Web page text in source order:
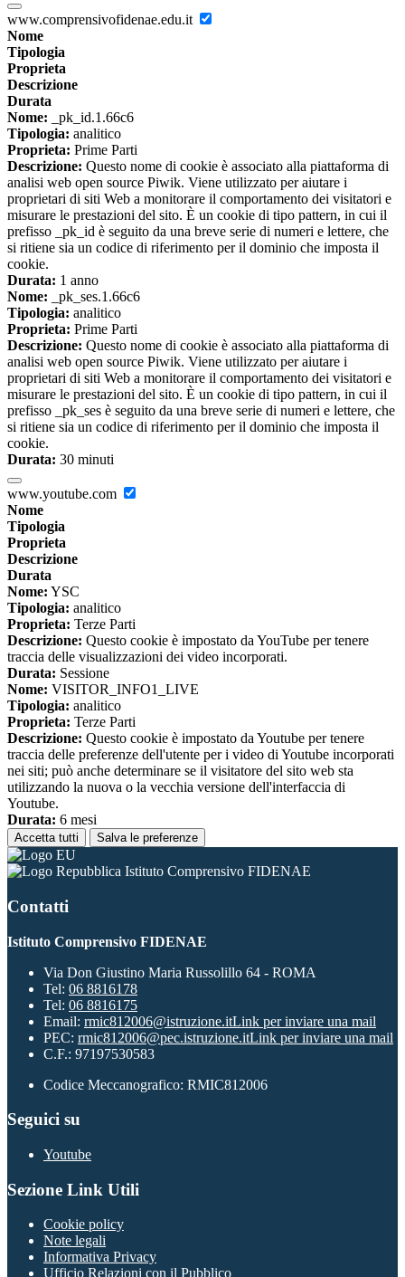
www.comprensivofidenae.edu.it
Nome
Tipologia
Proprieta
Descrizione
Durata
Nome: _pk_id.1.66c6
Tipologia: analitico
Proprieta: Prime Parti
Descrizione: Questo nome di cookie è associato alla piattaforma di
analisi web open source Piwik. Viene utilizzato per aiutare i
proprietari di siti Web a monitorare il comportamento dei visitatori e
misurare le prestazioni del sito. È un cookie di tipo pattern, in cui il
prefisso _pk_id è seguito da una breve serie di numeri e lettere, che
si ritiene sia un codice di riferimento per il dominio che imposta il
cookie.
Durata: 1 anno
Nome: _pk_ses.1.66c6
Tipologia: analitico
Proprieta: Prime Parti
Descrizione: Questo nome di cookie è associato alla piattaforma di
analisi web open source Piwik. Viene utilizzato per aiutare i
proprietari di siti Web a monitorare il comportamento dei visitatori e
misurare le prestazioni del sito. È un cookie di tipo pattern, in cui il
prefisso _pk_ses è seguito da una breve serie di numeri e lettere, che
si ritiene sia un codice di riferimento per il dominio che imposta il
cookie.
Durata: 30 minuti
www.youtube.com
Nome
Tipologia
Proprieta
Descrizione
Durata
Nome: YSC
Tipologia: analitico
Proprieta: Terze Parti
Descrizione: Questo cookie è impostato da YouTube per tenere
traccia delle visualizzazioni dei video incorporati.
Durata: Sessione
Nome: VISITOR_INFO1_LIVE
Tipologia: analitico
Proprieta: Terze Parti
Descrizione: Questo cookie è impostato da Youtube per tenere
traccia delle preferenze dell'utente per i video di Youtube incorporati
nei siti; può anche determinare se il visitatore del sito web sta
utilizzando la nuova o la vecchia versione dell'interfaccia di
Youtube.
Durata: 6 mesi
Accetta tutti Salva le preferenze
Istituto Comprensivo FIDENAE
Contatti
Istituto Comprensivo FIDENAE
Via Don Giustino Maria Russolillo 64 - ROMA
Tel: 06 8816178
Tel: 06 8816175
Email: rmic812006@istruzione.itLink per inviare una mail
PEC: rmic812006@pec.istruzione.itLink per inviare una mail
C.F.: 97197530583
Codice Meccanografico: RMIC812006
Seguici su
Youtube
Sezione Link Utili
Cookie policy
Note legali
Informativa Privacy
Ufficio Relazioni con il Pubblico